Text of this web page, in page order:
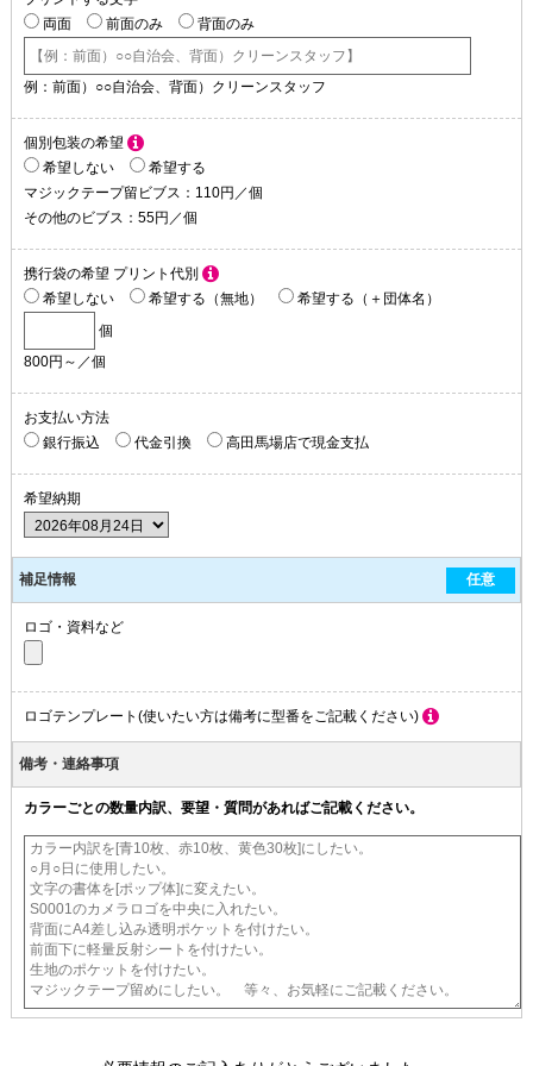
両面
前面のみ 背面のみ
例：前面）○○自治会、背面）クリーンスタッフ
個別包装の希望
希望しない
希望する
マジックテープ留ビブス：110円／個
その他のビブス：55円／個
携行袋の希望 プリント代別
希望しない
希望する（無地）
希望する（＋団体名）
個
800円～／個
お支払い方法
銀行振込
代金引換 高田馬場店で現金支払
希望納期
補足情報 任意
ロゴ・資料など
ロゴテンプレート(使いたい方は備考に型番をご記載ください)
備考・連絡事項
カラーごとの数量内訳、要望・質問があればご記載ください。